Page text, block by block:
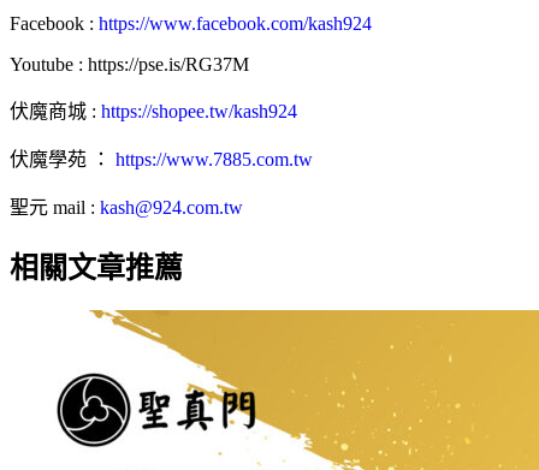
Facebook : https://www.facebook.com/kash924
Youtube : https://pse.is/RG37M
伏魔商城 : https://shopee.tw/kash924
伏魔學苑 ： https://www.7885.com.tw
聖元 mail : kash@924.com.tw
相關文章推薦